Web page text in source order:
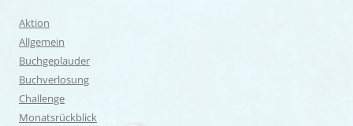
Aktion
Allgemein
Buchgeplauder
Buchverlosung
Challenge
Monatsrückblick